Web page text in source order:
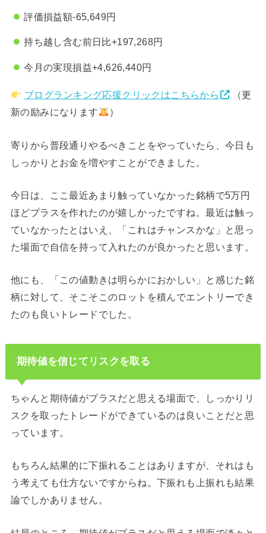
評価損益額-65,649円
持ち越し含む前日比+197,268円
今月の実現損益+4,626,440円
ブログランキング応援クリックはこちらから
（更
新の励みになります
）
寄りから普段通りやるべきことをやっていたら、今日も
しっかりとお金を増やすことができました。
今日は、ここ最近あまり触っていなかった銘柄で5万円
ほどプラスを作れたのが嬉しかったですね。最近は触っ
ていなかったとはいえ、「これはチャンスかな」と思っ
た場面で自信を持って入れたのが良かったと思います。
他にも、「この値動きは明らかにおかしい」と感じた銘
柄に対して、そこそこのロットを積んでエントリーでき
たのも良いトレードでした。
期待値を信じてリスクを取る
ちゃんと期待値がプラスだと思える場面で、しっかりリ
スクを取ったトレードができているのは良いことだと思
っています。
もちろん結果的に下振れることはありますが、それはも
う考えても仕方ないですからね。下振れも上振れも結果
論でしかありません。